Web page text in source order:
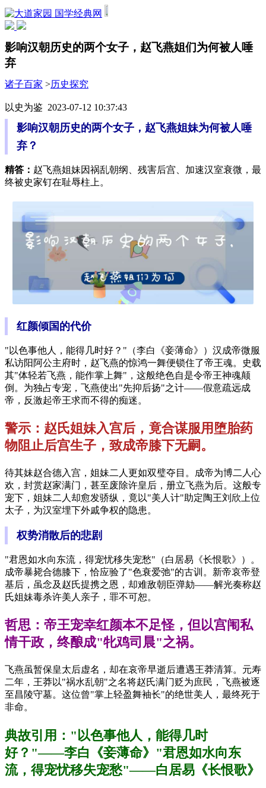
国学经典网
影响汉朝历史的两个女子，赵飞燕姐们为何被人唾
弃
诸子百家 >历史探究
以史为鉴 2023-07-12 10:37:43
影响汉朝历史的两个女子，赵飞燕姐妹为何被人唾
弃？
精答： 赵飞燕姐妹因祸乱朝纲、残害后宫、加速汉室衰微，最
终被史家钉在耻辱柱上。
红颜倾国的代价
"以色事他人，能得几时好？"（李白《妾薄命》）汉成帝微服
私访阳阿公主府时，赵飞燕的惊鸿一舞便锁住了帝王魂。史载
其"体轻若飞燕，能作掌上舞"，这般绝色自是令帝王神魂颠
倒。为独占专宠，飞燕使出"先抑后扬"之计——假意疏远成
帝，反激起帝王求而不得的痴迷。
警示：赵氏姐妹入宫后，竟合谋服用堕胎药
物阻止后宫生子，致成帝膝下无嗣。
待其妹赵合德入宫，姐妹二人更如双璧夺目。成帝为博二人心
欢，封赏赵家满门，甚至废除许皇后，册立飞燕为后。这般专
宠下，姐妹二人却愈发骄纵，竟以"美人计"助定陶王刘欣上位
太子，为汉室埋下外戚争权的隐患。
权势消散后的悲剧
"君恩如水向东流，得宠忧移失宠愁"（白居易《长恨歌》）。
成帝暴毙合德膝下，恰应验了"色衰爱弛"的古训。新帝哀帝登
基后，虽念及赵氏提携之恩，却难敌朝臣弹劾——解光奏称赵
氏姐妹毒杀许美人亲子，罪不可恕。
哲思：帝王宠幸红颜本不足怪，但以宫闱私
情干政，终酿成"牝鸡司晨"之祸。
飞燕虽暂保皇太后虚名，却在哀帝早逝后遭遇王莽清算。元寿
二年，王莽以"祸水乱朝"之名将赵氏满门贬为庶民，飞燕被逐
至昌陵守墓。这位曾"掌上轻盈舞袖长"的绝世美人，最终死于
非命。
典故引用："以色事他人，能得几时
好？"——李白《妾薄命》"君恩如水向东
流，得宠忧移失宠愁"——白居易《长恨歌》